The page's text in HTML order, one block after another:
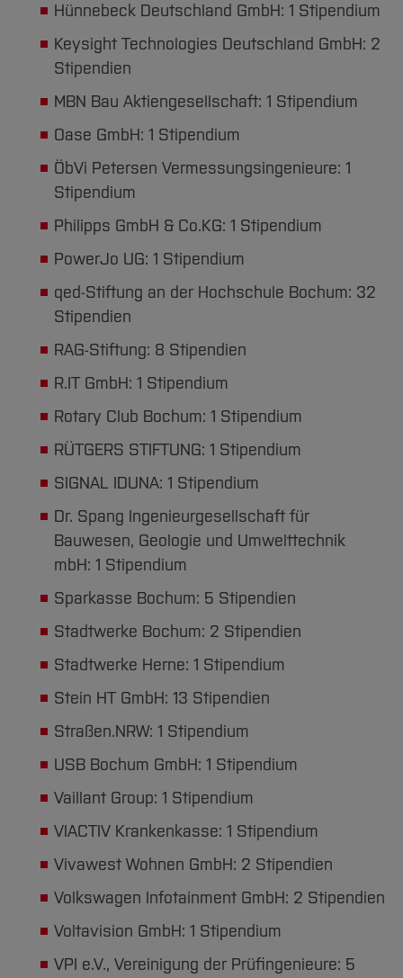
Hünnebeck Deutschland GmbH: 1 Stipendium
Keysight Technologies Deutschland GmbH: 2
Stipendien
MBN Bau Aktiengesellschaft: 1 Stipendium
Oase GmbH: 1 Stipendium
ÖbVi Petersen Vermessungsingenieure: 1
Stipendium
Philipps GmbH & Co.KG: 1 Stipendium
PowerJo UG: 1 Stipendium
qed-Stiftung an der Hochschule Bochum: 32
Stipendien
RAG-Stiftung: 8 Stipendien
R.IT GmbH: 1 Stipendium
Rotary Club Bochum: 1 Stipendium
RÜTGERS STIFTUNG: 1 Stipendium
SIGNAL IDUNA: 1 Stipendium
Dr. Spang Ingenieurgesellschaft für
Bauwesen, Geologie und Umwelttechnik
mbH: 1 Stipendium
Sparkasse Bochum: 5 Stipendien
Stadtwerke Bochum: 2 Stipendien
Stadtwerke Herne: 1 Stipendium
Stein HT GmbH: 13 Stipendien
Straßen.NRW: 1 Stipendium
USB Bochum GmbH: 1 Stipendium
Vaillant Group: 1 Stipendium
VIACTIV Krankenkasse: 1 Stipendium
Vivawest Wohnen GmbH: 2 Stipendien
Volkswagen Infotainment GmbH: 2 Stipendien
Voltavision GmbH: 1 Stipendium
VPI e.V., Vereinigung der Prüfingenieure: 5